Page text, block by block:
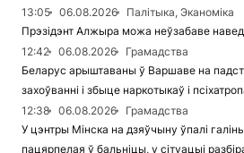
13:05
06.08.2026
Палітыка, Эканоміка
Прэзідэнт Алжыра можа неўзабаве
12:42
06.08.2026
Грамадства
Беларус арыштаваны ў Варшаве на
захоўванні і збыце наркотыкаў і
12:38
06.08.2026
Грамадства
У цэнтры Мінска на дзяўчыну ўпалі
пацярпелая ў бальніцы, у сітуацыі